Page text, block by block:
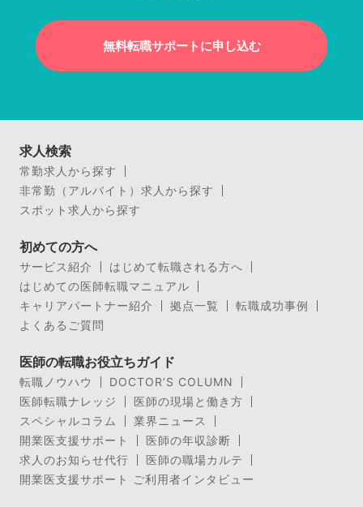
無料転職サポートに申し込む
求人検索
常勤求人から探す
非常勤（アルバイト）求人から探す
スポット求人から探す
初めての方へ
サービス紹介
はじめて転職される方へ
はじめての医師転職マニュアル
キャリアパートナー紹介
拠点一覧
転職成功事例
よくあるご質問
医師の転職お役立ちガイド
転職ノウハウ
DOCTOR’S COLUMN
医師転職ナレッジ
医師の現場と働き方
スペシャルコラム
業界ニュース
開業医支援サポート
医師の年収診断
求人のお知らせ代行
医師の職場カルテ
開業医支援サポート ご利用者インタビュー